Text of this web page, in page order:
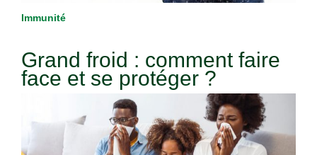
Immunité
Grand froid : comment faire
face et se protéger ?